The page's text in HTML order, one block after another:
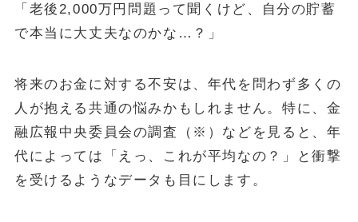
「老後2,000万円問題って聞くけど、自分の貯蓄
で本当に大丈夫なのかな…？」
将来のお金に対する不安は、年代を問わず多くの
人が抱える共通の悩みかもしれません。特に、金
融広報中央委員会の調査（※）などを見ると、年
代によっては「えっ、これが平均なの？」と衝撃
を受けるようなデータも目にします。